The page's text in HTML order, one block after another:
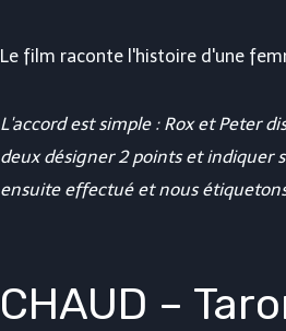
Le film raconte l'histoire d'une
L'accord est simple : Rox et Peter
deux désigner 2 points et indiquer
ensuite effectué et nous
CHAUD –